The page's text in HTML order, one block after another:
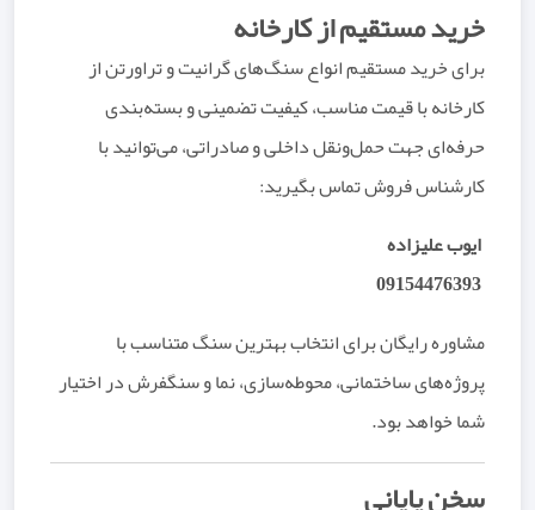
خرید مستقیم از کارخانه
برای خرید مستقیم انواع سنگ‌های گرانیت و تراورتن از
کارخانه با قیمت مناسب، کیفیت تضمینی و بسته‌بندی
حرفه‌ای جهت حمل‌ونقل داخلی و صادراتی، می‌توانید با
کارشناس فروش تماس بگیرید:
ایوب علیزاده
09154476393
مشاوره رایگان برای انتخاب بهترین سنگ متناسب با
پروژه‌های ساختمانی، محوطه‌سازی، نما و سنگفرش در اختیار
شما خواهد بود.
سخن پایانی